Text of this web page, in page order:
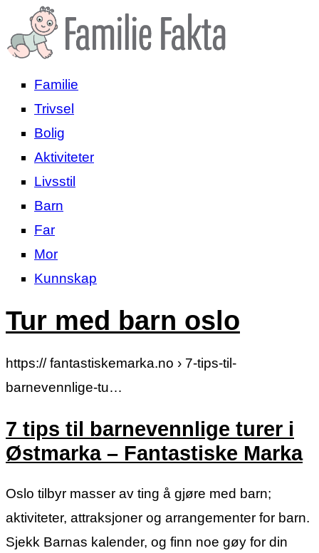
Familie
Trivsel
Bolig
Aktiviteter
Livsstil
Barn
Far
Mor
Kunnskap
Tur med barn oslo
https:// fantastiskemarka.no › 7-tips-til-
barnevennlige-tu…
7 tips til barnevennlige turer i
Østmarka – Fantastiske Marka
Oslo tilbyr masser av ting å gjøre med barn;
aktiviteter, attraksjoner og arrangementer for barn.
Sjekk Barnas kalender, og finn noe gøy for din